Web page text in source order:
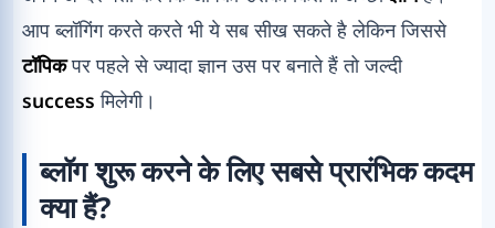
आप ब्लॉगिंग करते करते भी ये सब सीख सकते है लेकिन जिससे
टॉपिकपर पहले से ज्यादा ज्ञान उस पर बनाते हैं तो जल्दी
successमिलेगी।
ब्लॉग शुरू करने के लिए सबसे प्रारंभिक कदम
क्या हैं?